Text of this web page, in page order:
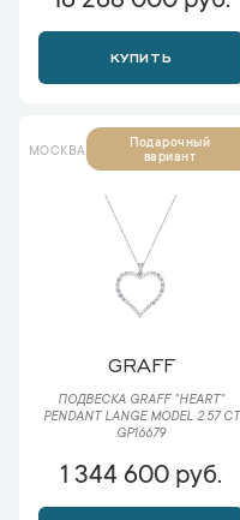
КУПИТЬ
МОСКВА
Подарочный
вариант
GRAFF
ПОДВЕСКА GRAFF "HEART"
PENDANT LANGE MODEL 2.57 CT
GP16679
1 344 600 руб.